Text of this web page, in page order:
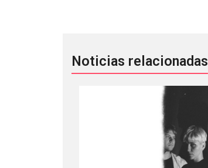
Noticias relacionadas